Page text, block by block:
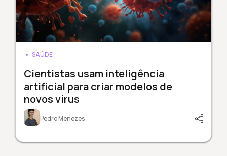
SAÚDE
Cientistas usam inteligência
artificial para criar modelos de
novos vírus
Pedro Menezes